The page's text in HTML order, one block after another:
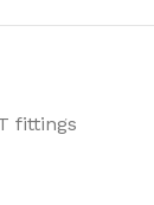
fittings